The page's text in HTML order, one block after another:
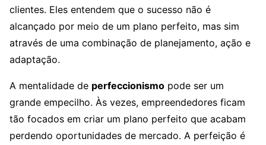
clientes. Eles entendem que o sucesso não é
alcançado por meio de um plano perfeito, mas sim
através de uma combinação de planejamento, ação e
adaptação.
A mentalidade de perfeccionismo pode ser um
grande empecilho. Às vezes, empreendedores ficam
tão focados em criar um plano perfeito que acabam
perdendo oportunidades de mercado. A perfeição é